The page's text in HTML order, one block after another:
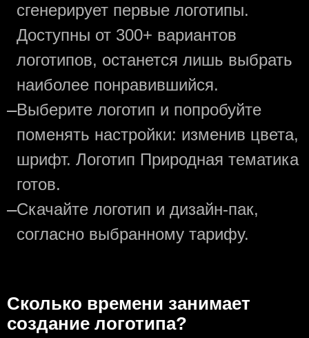
сгенерирует первые логотипы.
Доступны от 300+ вариантов
логотипов, останется лишь выбрать
наиболее понравившийся.
—Выберите логотип и попробуйте
поменять настройки: изменив цвета,
шрифт. Логотип Природная тематика
готов.
—Скачайте логотип и дизайн-пак,
согласно выбранному тарифу.
Сколько времени занимает
создание логотипа?